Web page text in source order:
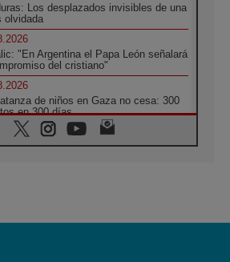
Los desplazados invisibles de una
olvidada
"En Argentina el Papa León señalará
del cristiano"
de niños en Gaza no cesa: 300
en 300 días
La guerra desfigura el mundo, solo la